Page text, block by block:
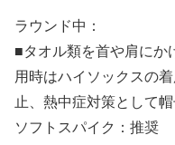
ラウンド中：
■タオル類を首や肩にか
用時はハイソックスの
止、熱中症対策として
ソフトスパイク：推奨